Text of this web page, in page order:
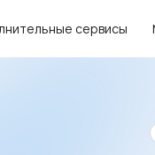
сервисы